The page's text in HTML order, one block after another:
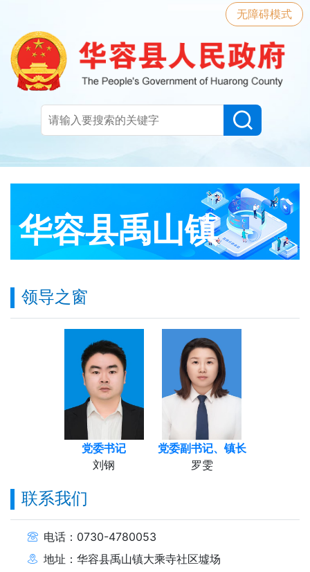
无障碍模式
华容县禹山镇
领导之窗
党委书记
刘钢
党委副书记、镇长
罗雯
联系我们
电话：0730-4780053
地址：华容县禹山镇大乘寺社区墟场